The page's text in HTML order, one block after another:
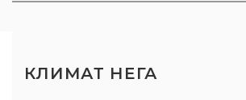
КЛИМАТ НЕГА